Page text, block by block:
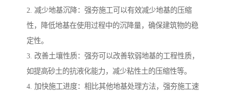
2. 减少地基沉降：强夯施工可以有效减少地基的压缩
性，降低地基在使用过程中的沉降量，确保建筑物的稳
定性。
3. 改善土壤性质：强夯可以改善软弱地基的工程性质，
如提高砂土的抗液化能力，减少粘性土的压缩性等。
4. 加快施工进度：相比其他地基处理方法，强夯施工速